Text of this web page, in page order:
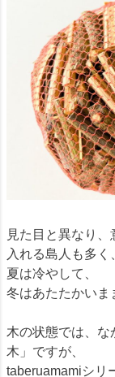
見た目と異なり
入れる島人も多く
夏は冷やして、
冬はあたたかいま
木の状態では、
木」ですが、
taberuamamiシリ